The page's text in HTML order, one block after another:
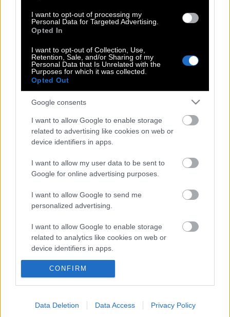
I want to opt-out of processing my
Personal Data for Targeted Advertising.
Opted In
I want to opt-out of Collection, Use,
Retention, Sale, and/or Sharing of my
Personal Data that Is Unrelated with the
Purposes for which it was collected.
Opted Out
Google consents
I want to allow Google to enable storage
related to advertising like cookies on web or
device identifiers in apps.
I want to allow my user data to be sent to
Google for online advertising purposes.
I want to allow Google to send me
personalized advertising.
I want to allow Google to enable storage
related to analytics like cookies on web or
device identifiers in apps.
I want to allow Google to enable storage
related to functionality of the website or app.
I want to allow Google to enable storage
related to personalization.
CONFIRM
Data Deletion Data Access Privacy Policy
Η Ελληνίδα μάνα της και το ταξίδι του
μέλιτος στη Μύκονο
Ντουμπάι | Χαοτική η κατάσταση μετά
τις πρωτοφανείς πλημμύρες
Κι όμως… | Πλημμύρισε το Ντουμπάϊ – Το
αεροδρόμιο έγινε λίμνη
H Μαρία Σάκκαρη ξεκίνησε με νίκη στο
δεκάδα
Οι Έλληνες celebrities που
υποδέχθηκαν το 2024 στο Ντουμπάι με
βουτιές και πάρτι